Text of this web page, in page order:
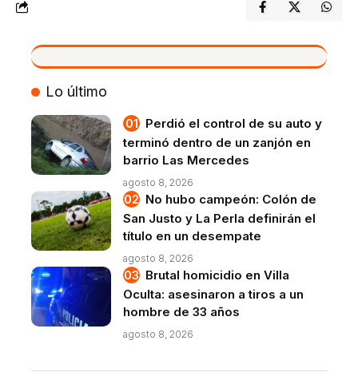
VIVO
Lo último
Perdió el control de su auto y
terminó dentro de un zanjón en
barrio Las Mercedes
agosto 8, 2026
No hubo campeón: Colón de
San Justo y La Perla definirán el
título en un desempate
agosto 8, 2026
Brutal homicidio en Villa
Oculta: asesinaron a tiros a un
hombre de 33 años
agosto 8, 2026